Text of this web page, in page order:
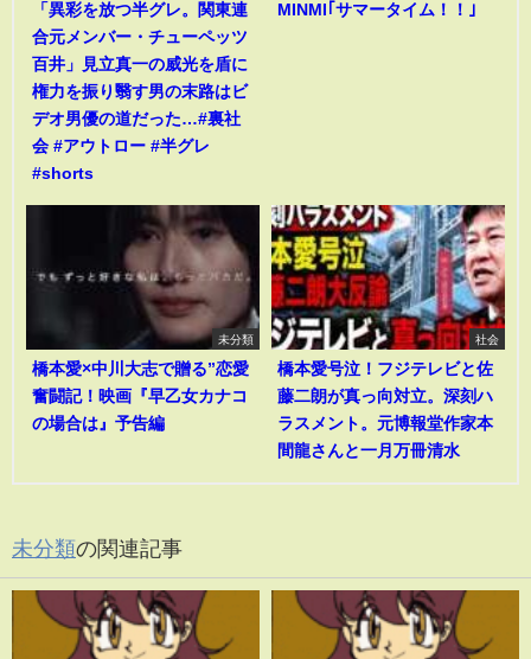
「異彩を放つ半グレ。関東連
合元メンバー・チューペッツ
百井」見立真一の威光を盾に
権力を振り翳す男の末路はビ
デオ男優の道だった…#裏社
会 #アウトロー #半グレ
#shorts
MINMI｢サマータイム！！｣
未分類
橋本愛×中川大志で贈る”恋愛
奮闘記！映画『早乙女カナコ
の場合は』予告編
社会
橋本愛号泣！フジテレビと佐
藤二朗が真っ向対立。深刻ハ
ラスメント。元博報堂作家本
間龍さんと一月万冊清水
未分類の関連記事